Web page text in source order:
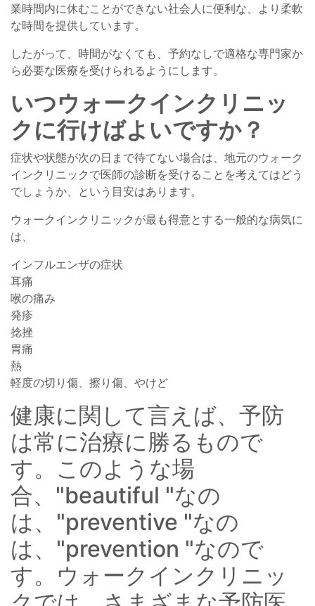
業時間内に休むことができない社会人に便利な、より柔軟
な時間を提供しています。
したがって、時間がなくても、予約なしで適格な専門家か
ら必要な医療を受けられるようにします。
いつウォークインクリニッ
クに行けばよいですか？
症状や状態が次の日まで待てない場合は、地元のウォーク
インクリニックで医師の診断を受けることを考えてはどう
でしょうか、という目安はあります。
ウォークインクリニックが最も得意とする一般的な病気に
は、
インフルエンザの症状
耳痛
喉の痛み
発疹
捻挫
胃痛
熱
軽度の切り傷、擦り傷、やけど
健康に関して言えば、予防
は常に治療に勝るもので
す。このような場
合、"beautiful "なの
は、"preventive "なの
は、"prevention "なので
す。ウォークインクリニッ